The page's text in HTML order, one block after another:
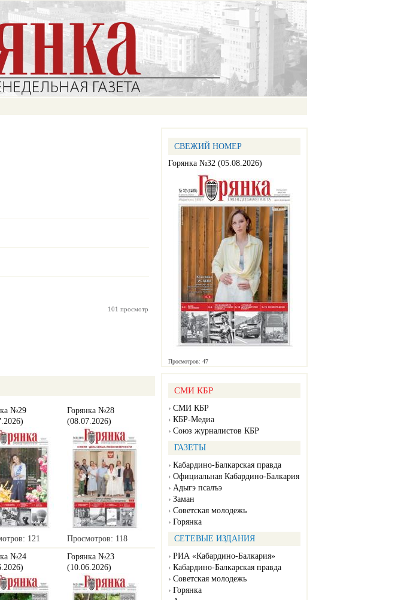
СВЕЖИЙ НОМЕР
Горянка №32 (05.08.2026)
Просмотров: 47
СМИ КБР
СМИ КБР
КБР-Медиа
Союз журналистов КБР
ГАЗЕТЫ
Кабардино-Балкарская правда
Официальная Кабардино-Балкария
Адыгэ псалъэ
Заман
Советская молодежь
Горянка
СЕТЕВЫЕ ИЗДАНИЯ
РИА «Кабардино-Балкария»
Кабардино-Балкарская правда
Советская молодежь
Горянка
101 просмотр
№29
121
Горянка №28
(08.07.2026)
Просмотров: 118
№24
Горянка №23
(10.06.2026)